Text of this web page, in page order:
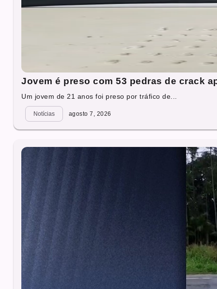
Jovem é preso com 53 pedras de crack
Um jovem de 21 anos foi preso por tráfico de...
Notícias agosto 7, 2026